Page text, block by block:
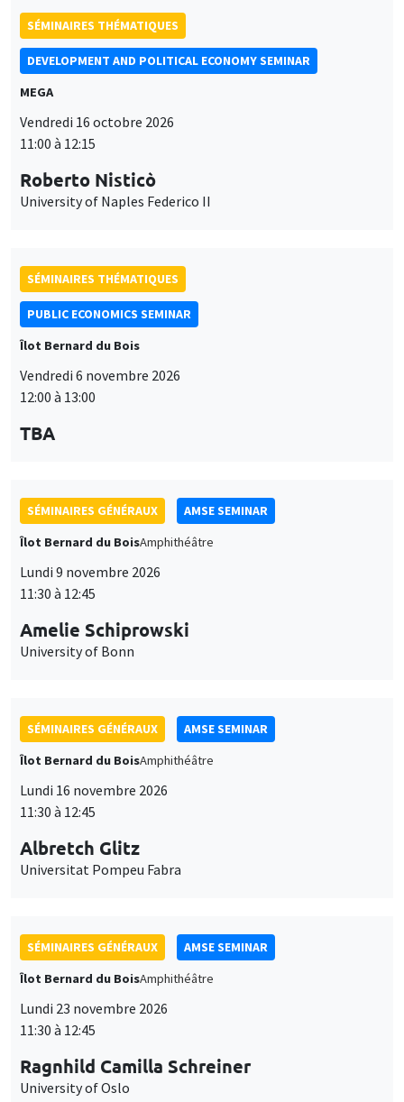
SÉMINAIRES THÉMATIQUES
DEVELOPMENT AND POLITICAL ECONOMY SEMINAR
MEGA
11:00 à 12:15
University of Naples Federico II
SÉMINAIRES THÉMATIQUES
PUBLIC ECONOMICS SEMINAR
Îlot Bernard du Bois
12:00 à 13:00
SÉMINAIRES GÉNÉRAUX
AMSE SEMINAR
Îlot Bernard du BoisAmphithéâtre
11:30 à 12:45
University of Bonn
SÉMINAIRES GÉNÉRAUX
AMSE SEMINAR
Îlot Bernard du BoisAmphithéâtre
11:30 à 12:45
Universitat Pompeu Fabra
SÉMINAIRES GÉNÉRAUX
AMSE SEMINAR
Îlot Bernard du BoisAmphithéâtre
11:30 à 12:45
University of Oslo
des
personnelles
et
des
cookies
Ce site utilise des cookies et des services tiers pour garantir son bon
contenus multimédias. Vous êtes libre d’accepter, de refuser ou de
politique de confidentialité.
Personnaliser